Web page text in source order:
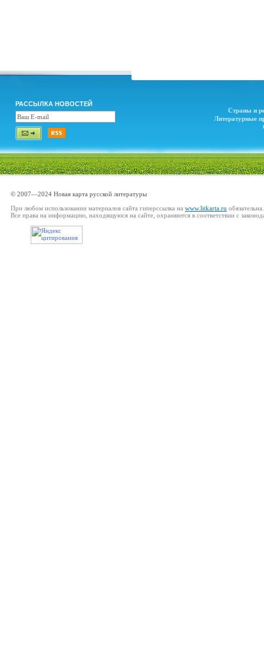
РАССЫЛКА НОВОСТЕЙ
Страны и
Литературные
© 2007—2024 Новая карта русской литературы
При любом использовании материалов сайта гиперссылка на www.litkarta.ru обязательна.
Все права на информацию, находящуюся на сайте, охраняются в соответствии с